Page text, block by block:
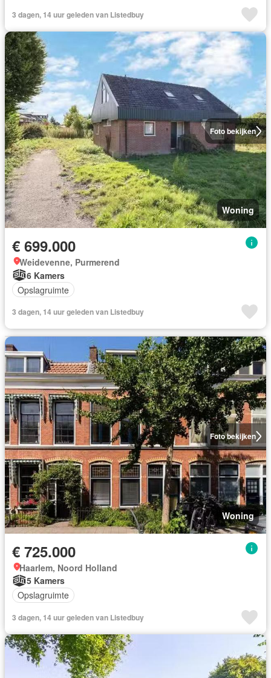
3 dagen, 14 uur geleden van Listedbuy
Foto bekijken
Woning
€ 699.000
Weidevenne, Purmerend
6 Kamers
Opslagruimte
3 dagen, 14 uur geleden van Listedbuy
Foto bekijken
Woning
€ 725.000
Haarlem, Noord Holland
5 Kamers
Opslagruimte
3 dagen, 14 uur geleden van Listedbuy